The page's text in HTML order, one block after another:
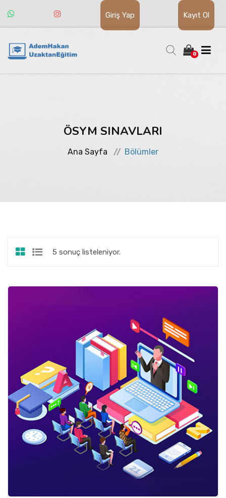
Giriş Yap Kayıt Ol
0
ÜRÜN AKTİFLEŞTİR
ÖSYM SINAVLARI
Ana Sayfa Bölümler
5 sonuç listeleniyor.